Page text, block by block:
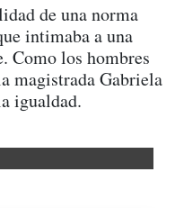
de una norma
intimaba a una
Como los hombres
magistrada Gabriela
igualdad.